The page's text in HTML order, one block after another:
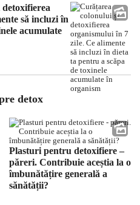
să incluzi în
acumulate
detox
Plasturi pentru detoxifiere –
păreri. Contribuie aceștia la o
îmbunătățire generală a
sănătății?